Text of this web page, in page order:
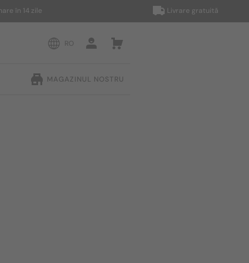
zile Livrare gratuită
RO
MAGAZINUL NOSTRU